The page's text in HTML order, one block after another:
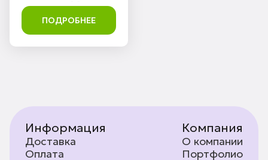
ПОДРОБНЕЕ
Информация
Доставка
Оплата
Компания
О компании
Портфолио